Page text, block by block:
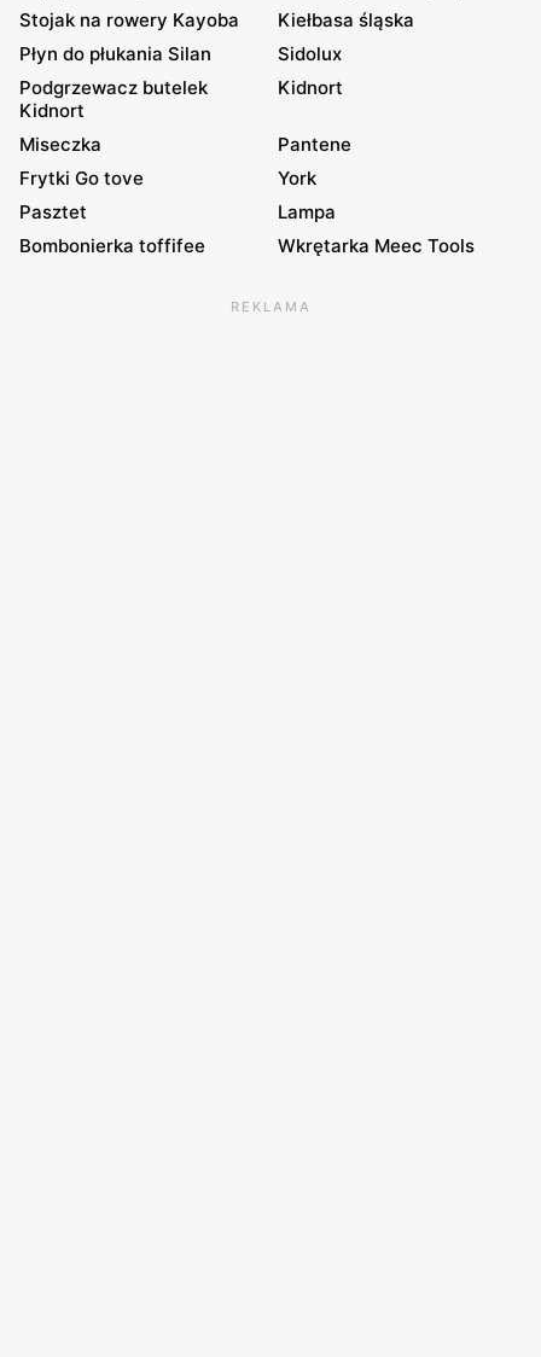
Stojak na rowery Kayoba
Kiełbasa śląska
Płyn do płukania Silan
Sidolux
Podgrzewacz butelek
Kidnort
Kidnort
Miseczka
Pantene
Frytki Go tove
York
Pasztet
Lampa
Bombonierka toffifee
Wkrętarka Meec Tools
REKLAMA